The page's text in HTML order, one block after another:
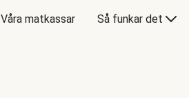
Våra matkassar Så funkar det